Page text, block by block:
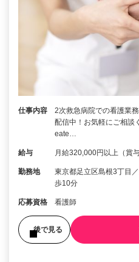
仕事内容
2次救急病院での看護業
配信中！お気軽にご相談
eate…
給与 月給320,000円以上（賞
勤務地
東京都足立区島根3丁目
歩10分
応募資格 看護師
後で見る